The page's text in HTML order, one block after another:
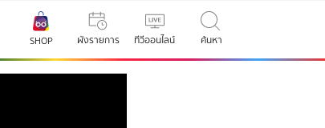
SHOP ผังรายการ ทีวีออนไลน์ ค้นหา